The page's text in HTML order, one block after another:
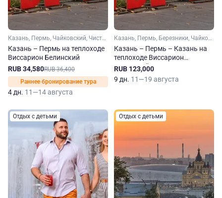
Казань, Пермь, Чайковский, Чистополь
Казань – Пермь на теплоходе
Виссарион Белинский
RUB 34,580RUB 36,400
Раннее бронирование тура
4 дн. 11—14 августа
Казань, Пермь, Березники, Чайковский, Елабуга, Чистополь
Казань – Пермь – Казань на
теплоходе Виссарион
Белинский
RUB 123,000
9 дн. 11—19 августа
Отдых с детьми Отдых с детьми